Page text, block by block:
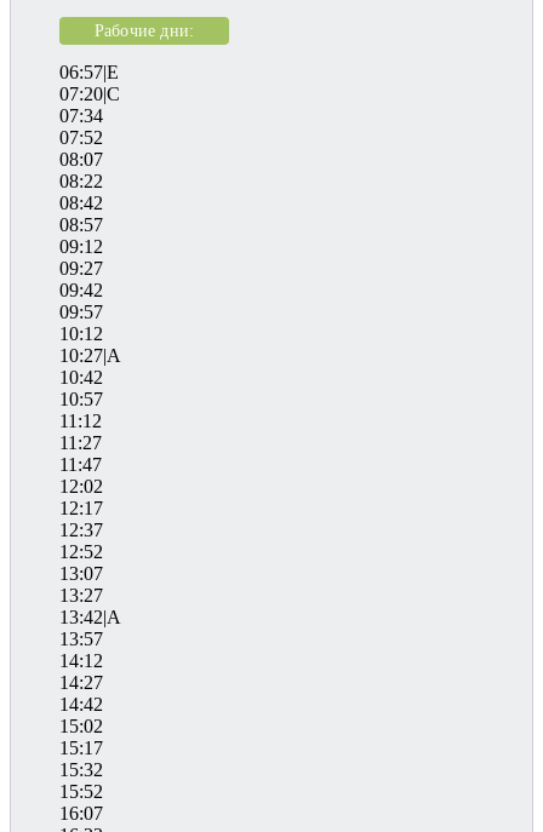
Рабочие дни:
06:57|E
07:20|C
07:34
07:52
08:07
08:22
08:42
08:57
09:12
09:27
09:42
09:57
10:12
10:27|A
10:42
10:57
11:12
11:27
11:47
12:02
12:17
12:37
12:52
13:07
13:27
13:42|A
13:57
14:12
14:27
14:42
15:02
15:17
15:32
15:52
16:07